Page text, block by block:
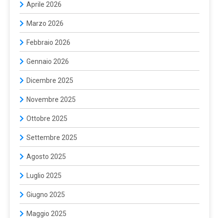
Aprile 2026
Marzo 2026
Febbraio 2026
Gennaio 2026
Dicembre 2025
Novembre 2025
Ottobre 2025
Settembre 2025
Agosto 2025
Luglio 2025
Giugno 2025
Maggio 2025